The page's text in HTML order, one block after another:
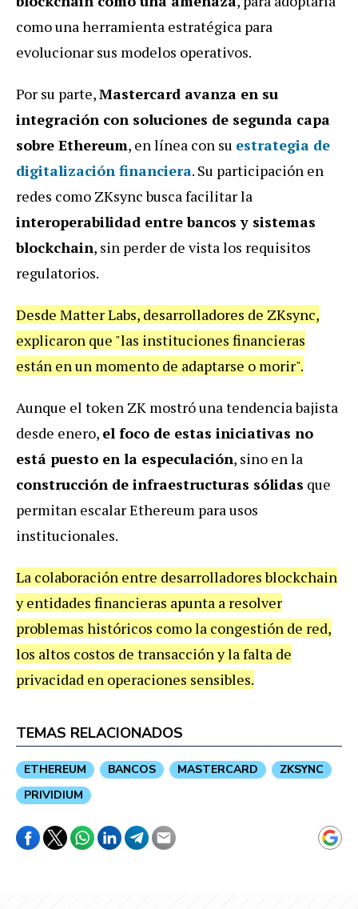
como una herramienta estratégica para
evolucionar sus modelos operativos.
Por su parte,Mastercard avanza en su
integración con soluciones de segunda capa
sobre Ethereum, en línea con su estrategia de
digitalización financiera. Su participación en
redes como ZKsync busca facilitar la
interoperabilidad entre bancos y sistemas
blockchain, sin perder de vista los requisitos
regulatorios.
Desde Matter Labs, desarrolladores de ZKsync,
explicaron que "las instituciones financieras
están en un momento de adaptarse o morir".
Aunque el token ZK mostró una tendencia bajista
desde enero, el foco de estas iniciativas no
está puesto en la especulación, sino en la
construcción de infraestructuras sólidas que
permitan escalar Ethereum para usos
institucionales.
La colaboración entre desarrolladores blockchain
y entidades financieras apunta a resolver
problemas históricos como la congestión de red,
los altos costos de transacción y la falta de
privacidad en operaciones sensibles.
TEMAS RELACIONADOS
ETHEREUM BANCOS MASTERCARD
ZKSYNC
PRIVIDIUM